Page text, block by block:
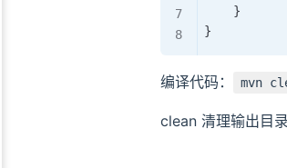
}
}
编译代码： mvn
clean 清理输出目